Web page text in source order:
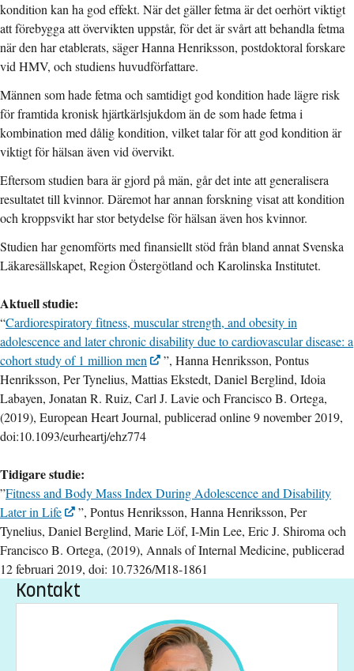
kondition kan ha god effekt. När det gäller fetma är det oerhört viktigt
att förebygga att övervikten uppstår, för det är svårt att behandla fetma
när den har etablerats, säger Hanna Henriksson, postdoktoral forskare
vid HMV, och studiens huvudförfattare.
Männen som hade fetma och samtidigt god kondition hade lägre risk
för framtida kronisk hjärtkärlsjukdom än de som hade fetma i
kombination med dålig kondition, vilket talar för att god kondition är
viktigt för hälsan även vid övervikt.
Eftersom studien bara är gjord på män, går det inte att generalisera
resultatet till kvinnor. Däremot har annan forskning visat att kondition
och kroppsvikt har stor betydelse för hälsan även hos kvinnor.
Studien har genomförts med finansiellt stöd från bland annat Svenska
Läkaresällskapet, Region Östergötland och Karolinska Institutet.
Aktuell studie:
“Cardiorespiratory fitness, muscular strength, and obesity in
adolescence and later chronic disability due to cardiovascular disease: a
cohort study of 1 million men
”, Hanna Henriksson, Pontus
Henriksson, Per Tynelius, Mattias Ekstedt, Daniel Berglind, Idoia
Labayen, Jonatan R. Ruiz, Carl J. Lavie och Francisco B. Ortega,
(2019), European Heart Journal, publicerad online 9 november 2019,
doi:10.1093/eurheartj/ehz774
Tidigare studie:
”Fitness and Body Mass Index During Adolescence and Disability
Later in Life
”, Pontus Henriksson, Hanna Henriksson, Per
Tynelius, Daniel Berglind, Marie Löf, I-Min Lee, Eric J. Shiroma och
Francisco B. Ortega, (2019), Annals of Internal Medicine, publicerad
12 februari 2019, doi: 10.7326/M18-1861
Kontakt